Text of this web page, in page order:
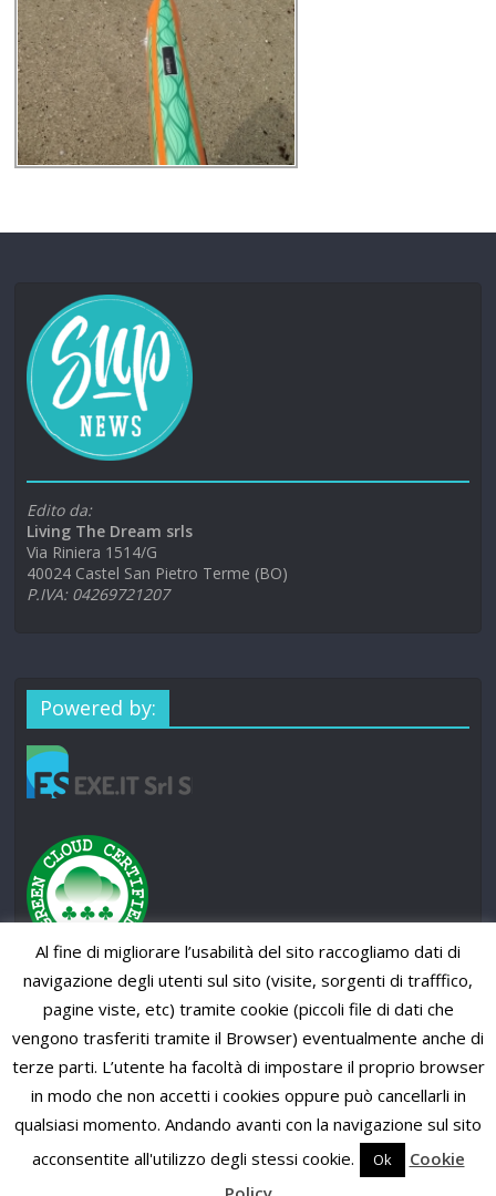
Edito da:
Living The Dream srls
Via Riniera 1514/G
40024 Castel San Pietro Terme (BO)
P.IVA: 04269721207
Powered by:
Copyright © 2026SUP News Magazine. All rights reserved.
Theme: ColorMag Pro byThemeGrill. Powered byWordPress
Al fine di migliorare l’usabilità del sito raccogliamo dati di
navigazione degli utenti sul sito (visite, sorgenti di trafffico,
pagine viste, etc) tramite cookie (piccoli file di dati che
vengono trasferiti tramite il Browser) eventualmente anche di
terze parti. L’utente ha facoltà di impostare il proprio browser
in modo che non accetti i cookies oppure può cancellarli in
qualsiasi momento. Andando avanti con la navigazione sul sito
acconsentite all'utilizzo degli stessi cookie.
Ok
Cookie